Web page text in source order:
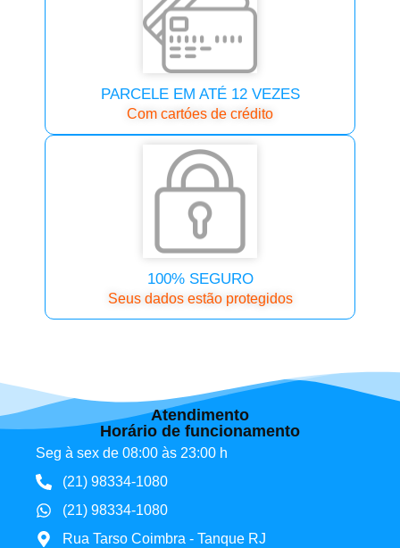
PARCELE EM ATÉ 12 VEZES
Com cartóes de crédito
100% SEGURO
Seus dados estão protegidos
Atendimento
Horário de funcionamento
Seg à sex de 08:00 às 23:00 h
(21) 98334-1080
(21) 98334-1080
Rua Tarso Coimbra - Tanque RJ